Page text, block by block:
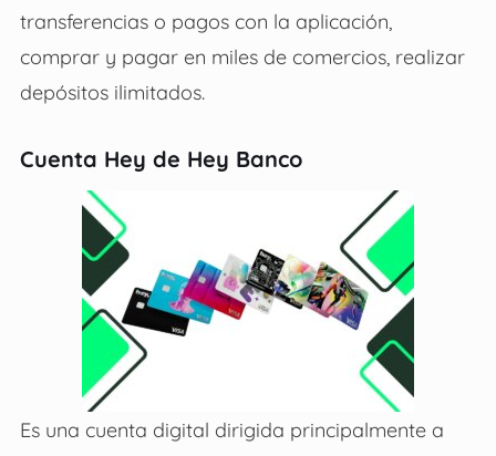
transferencias o pagos con la aplicación,
comprar y pagar en miles de comercios, realizar
depósitos ilimitados.
Cuenta Hey de Hey Banco
Es una cuenta digital dirigida principalmente a